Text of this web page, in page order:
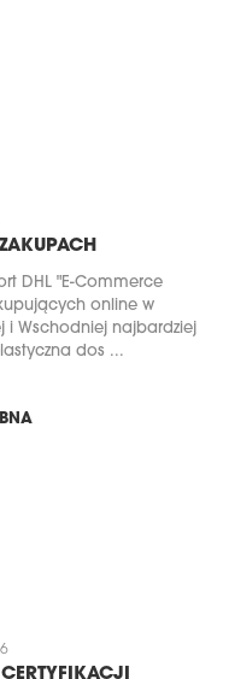
DHL "E-Commerce
online w
i Wschodniej najbardziej
dos ...